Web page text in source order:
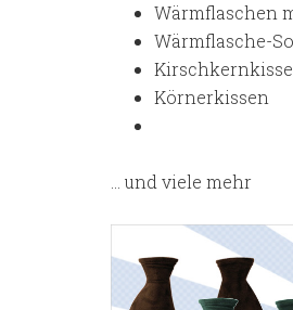
Wärmflaschen
Wärmflasche-
Körnerkissen
… und viele mehr